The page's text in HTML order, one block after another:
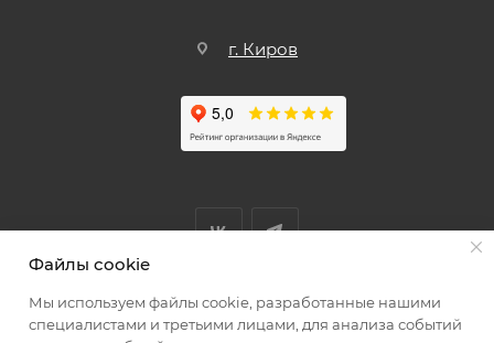
г. Киров
Мы принимаем к оплате
Файлы cookie
Мы используем файлы cookie, разработанные нашими
специалистами и третьими лицами, для анализа событий